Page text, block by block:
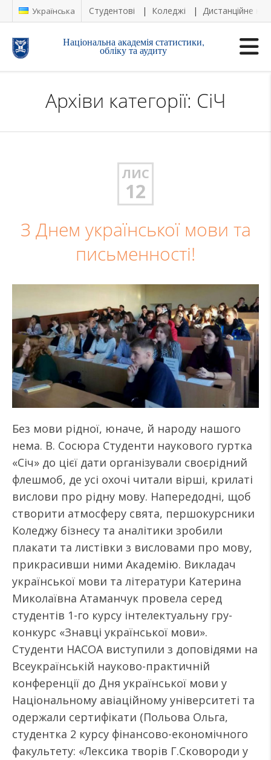
Українська Студентові Коледжі Дистанційне
Національна академія статистики,
обліку та аудиту
Архіви категорії: СіЧ
ЛИС
12
З Днем української мови та
письменності!
Без мови рідної, юначе, й народу нашого
нема. В. Сосюра Студенти наукового гуртка
«Січ» до цієї дати організували своєрідний
флешмоб, де усі охочі читали вірші, крилаті
вислови про рідну мову. Напередодні, щоб
створити атмосферу свята, першокурсники
Коледжу бізнесу та аналітики зробили
плакати та листівки з висловами про мову,
прикрасивши ними Академію. Викладач
української мови та літератури Катерина
Миколаївна Атаманчук провела серед
студентів 1-го курсу інтелектуальну гру-
конкурс «Знавці української мови».
Студенти НАСОА виступили з доповідями на
Всеукраїнській науково-практичній
конференції до Дня української мови у
Національному авіаційному університеті та
одержали сертифікати (Польова Ольга,
студентка 2 курсу фінансово-економічного
факультету: «Лексика творів Г.Сковороди у